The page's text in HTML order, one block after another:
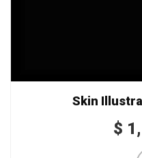
Skin
$